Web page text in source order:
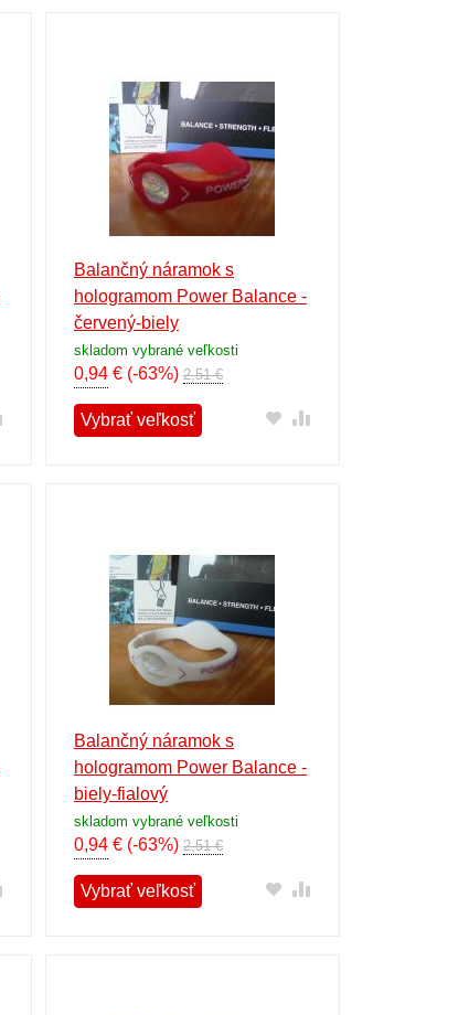
Balančný náramok s
hologramom Power Balance -
červený-biely
skladom vybrané veľkosti
0,94€ (-63%) 2,51 €
Vybrať veľkosť
Balančný náramok s
hologramom Power Balance -
biely-fialový
skladom vybrané veľkosti
0,94€ (-63%) 2,51 €
Vybrať veľkosť